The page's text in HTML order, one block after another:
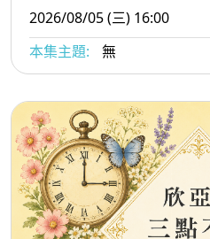
2026/08/05 (三) 16:00
本集主題:
無